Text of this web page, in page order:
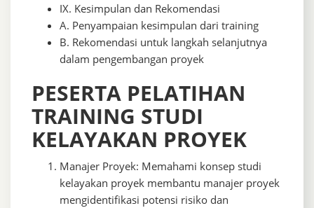
IX. Kesimpulan dan Rekomendasi
A. Penyampaian kesimpulan dari training
B. Rekomendasi untuk langkah selanjutnya
dalam pengembangan proyek
PESERTA PELATIHAN
TRAINING STUDI
KELAYAKAN PROYEK
Manajer Proyek: Memahami konsep studi
kelayakan proyek membantu manajer proyek
mengidentifikasi potensi risiko dan